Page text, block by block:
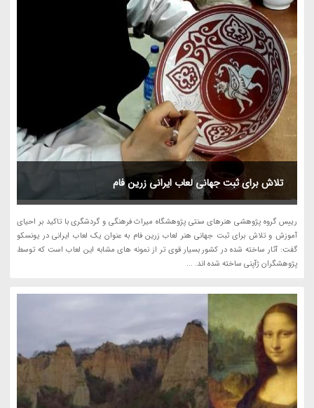
تلاش برای ثبت جهانی لعاب ایرانی زرین فام
رییس گروه پژوهشی هنرهای سنتی پژوهشگاه میراث فرهنگی و گردشگری با تاکید بر احیای
آموزش و تلاش برای ثبت جهانی هنر لعاب زرین فام به عنوان یک لعاب ایرانی در یونسکو
گفت: آثار ساخته شده در کشور بسیار قوی تر از نمونه های مشابه این لعاب است که توسط
پژوهشگران ژآپنی ساخته شده اند. ...